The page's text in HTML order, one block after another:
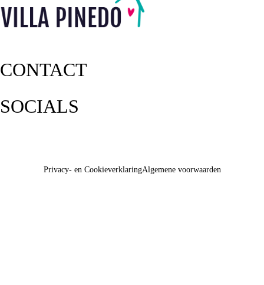
CONTACT
SOCIALS
Privacy- en CookieverklaringAlgemene voorwaarden